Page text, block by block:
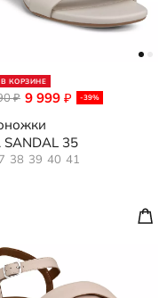
В КОРЗИНЕ
9 999 ₽ -39%
₽
SANDAL 35
38 39 40 41